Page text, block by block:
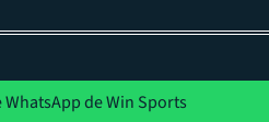
de Win Sports